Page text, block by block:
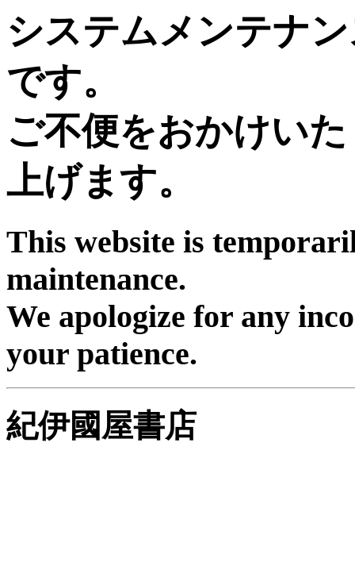
システムメンテナ
です。
ご不便をおかけい
上げます。
This website is
maintenance.
We apologize for any
your patience.
紀伊國屋書店